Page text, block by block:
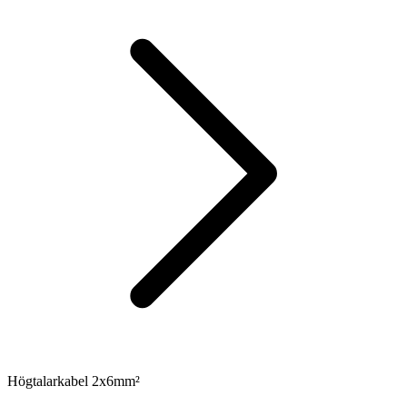
Högtalarkabel 2x6mm²